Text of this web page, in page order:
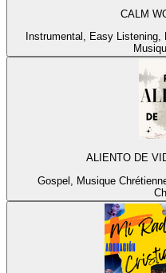
CALM
Instrumental, Easy Listening,
ALIENTO DE
Gospel, Musique